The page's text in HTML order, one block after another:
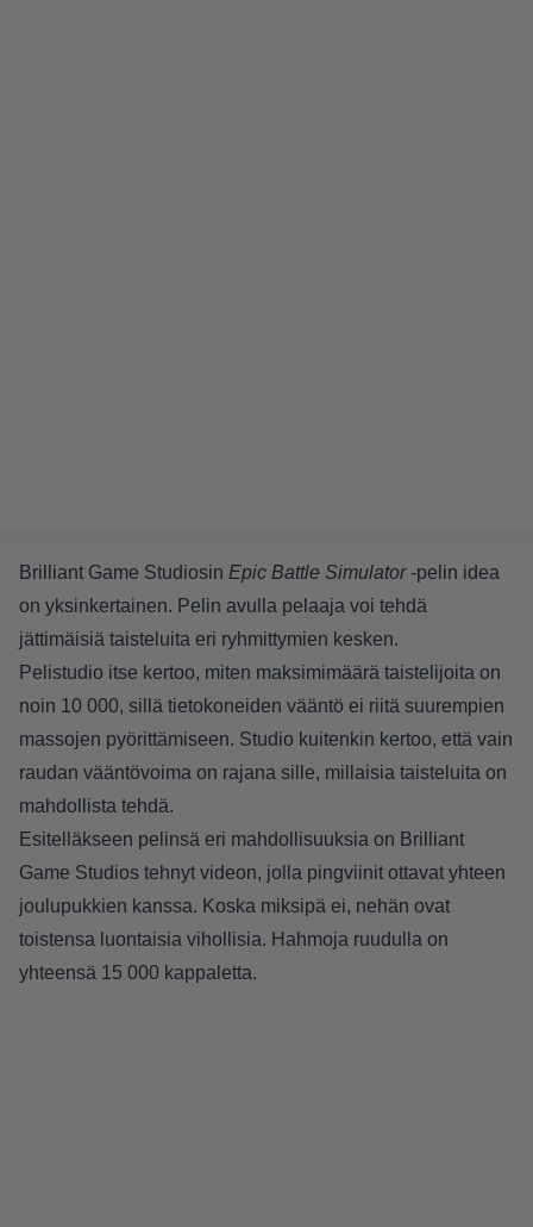
Brilliant Game Studiosin Epic Battle Simulator-pelin idea
on yksinkertainen. Pelin avulla pelaaja voi tehdä
jättimäisiä taisteluita eri ryhmittymien kesken.
Pelistudio itse kertoo, miten maksimimäärä taistelijoita on
noin 10 000, sillä tietokoneiden vääntö ei riitä suurempien
massojen pyörittämiseen. Studio kuitenkin kertoo, että vain
raudan vääntövoima on rajana sille, millaisia taisteluita on
mahdollista tehdä.
Esitelläkseen pelinsä eri mahdollisuuksia on Brilliant
Game Studios tehnyt videon, jolla pingviinit ottavat yhteen
joulupukkien kanssa. Koska miksipä ei, nehän ovat
toistensa luontaisia vihollisia. Hahmoja ruudulla on
yhteensä 15 000 kappaletta.